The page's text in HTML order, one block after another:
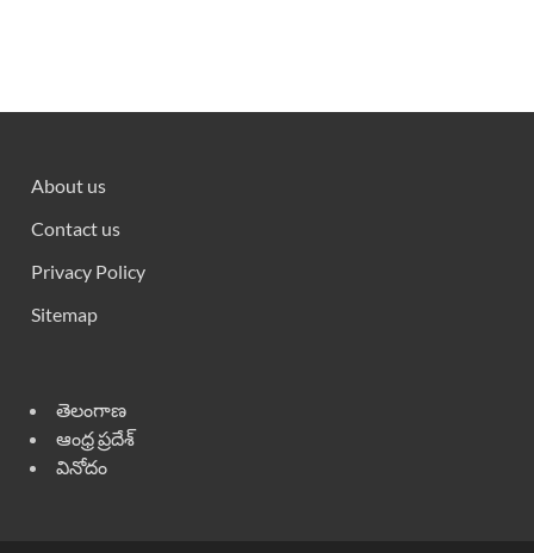
About us
Contact us
Privacy Policy
Sitemap
తెలంగాణ
ఆంధ్ర ప్రదేశ్
వినోదం